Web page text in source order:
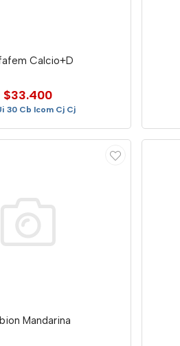
Calcio+D
$33.400
30 Cb Icom Cj Cj
Mandarina